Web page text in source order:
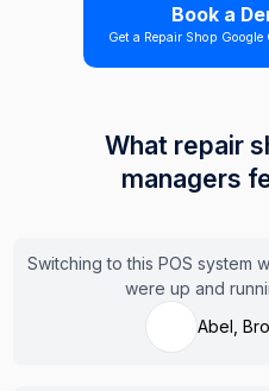
Book a
Get a Repair Shop Google
What repair
managers
Switching to this POS system
were up and
Abel,